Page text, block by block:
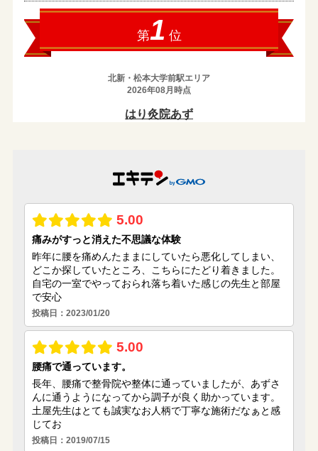
(1)(43)
(7)
(2)
(5)
(1)
(4)
(3)